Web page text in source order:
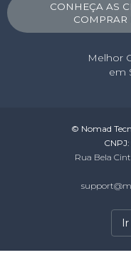
CONHEÇA AS
COMPRAR
Melhor
em
© Nomad
Rua Bela